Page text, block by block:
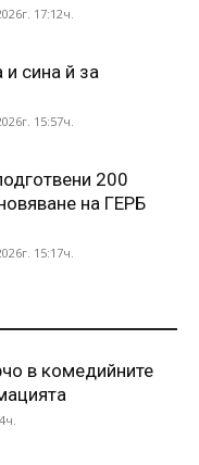
17:12ч.
сина й за
15:57ч.
200
на ГЕРБ
15:17ч.
в комедийните